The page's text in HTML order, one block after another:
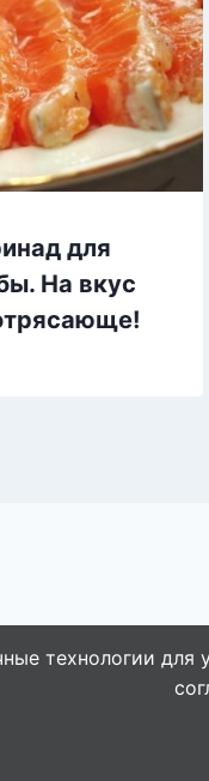
для
На вкус
технологии для